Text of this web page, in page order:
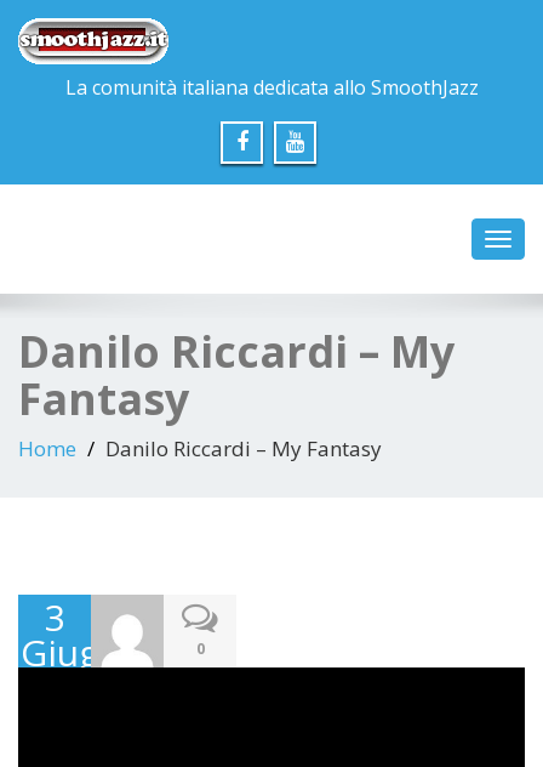
La comunità italiana dedicata allo SmoothJazz
Danilo Riccardi – My
Fantasy
Home Danilo Riccardi – My Fantasy
3
Giugno 0